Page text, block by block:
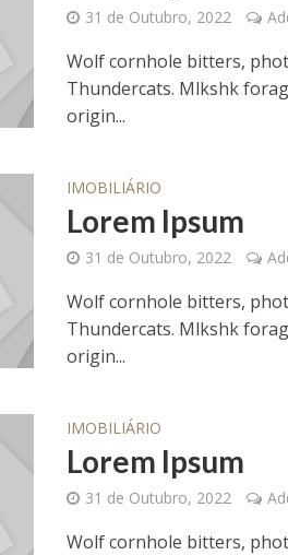
31 de Outubro, 2022
Wolf cornhole bitters,
Thundercats. Mlkshk
origin...
IMOBILIÁRIO
Lorem Ipsum
31 de Outubro, 2022
Wolf cornhole bitters,
Thundercats. Mlkshk
origin...
IMOBILIÁRIO
Lorem Ipsum
31 de Outubro, 2022
Wolf cornhole bitters,